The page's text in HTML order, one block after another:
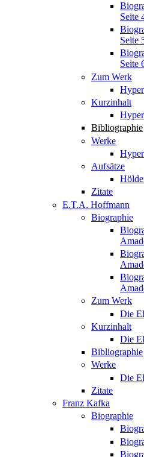
Seite
Seite
Seite
Zum Werk
Kurzinhalt
Bibliographie
Werke
Aufsätze
Zitate
E.T.A. Hoffmann
Biographie
Zum Werk
Die
Kurzinhalt
Die
Bibliographie
Werke
Die
Zitate
Franz Kafka
Biographie